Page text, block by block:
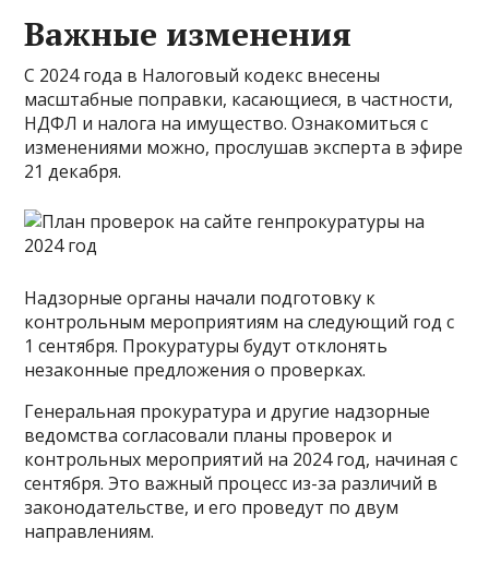
Важные изменения
С 2024 года в Налоговый кодекс внесены
масштабные поправки, касающиеся, в частности,
НДФЛ и налога на имущество. Ознакомиться с
изменениями можно, прослушав эксперта в эфире
21 декабря.
Надзорные органы начали подготовку к
контрольным мероприятиям на следующий год с
1 сентября. Прокуратуры будут отклонять
незаконные предложения о проверках.
Генеральная прокуратура и другие надзорные
ведомства согласовали планы проверок и
контрольных мероприятий на 2024 год, начиная с
сентября. Это важный процесс из-за различий в
законодательстве, и его проведут по двум
направлениям.